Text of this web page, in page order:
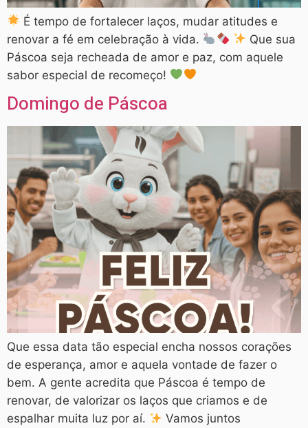
É tempo de fortalecer laços, mudar atitudes e
renovar a fé em celebração à vida.
Que sua
Páscoa seja recheada de amor e paz, com aquele
sabor especial de recomeço!
Domingo de Páscoa
Que essa data tão especial encha nossos corações
de esperança, amor e aquela vontade de fazer o
bem. A gente acredita que Páscoa é tempo de
renovar, de valorizar os laços que criamos e de
espalhar muita luz por aí.
Vamos juntos